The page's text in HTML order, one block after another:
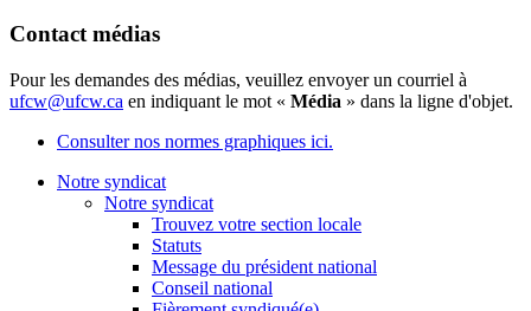
Contact médias
Pour les demandes des médias, veuillez envoyer un courriel à
ufcw@ufcw.ca en indiquant le mot « Média » dans la ligne d'objet.
Consulter nos normes graphiques ici.
Notre syndicat
Notre syndicat
Trouvez votre section locale
Statuts
Message du président national
Conseil national